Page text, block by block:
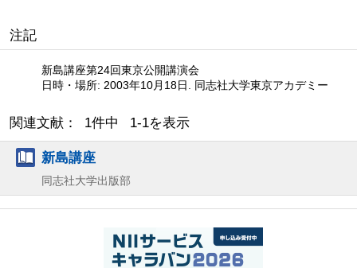
注記
新島講座第24回東京公開講演会
日時・場所: 2003年10月18日. 同志社大学東京アカデミー
関連文献： 1件中 1-1を表示
新島講座
同志社大学出版部